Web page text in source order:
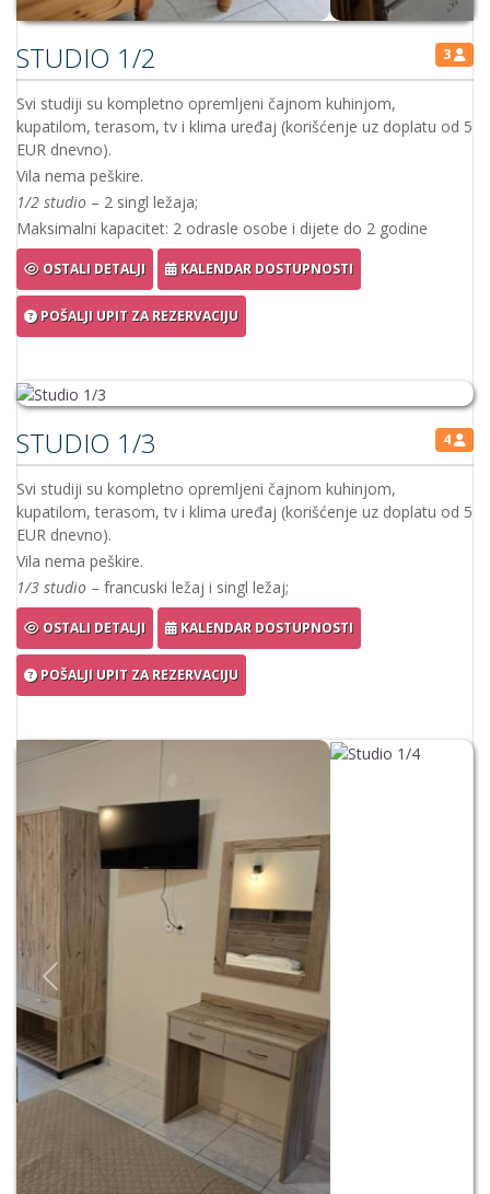
3
STUDIO 1/2
Svi studiji su kompletno opremljeni čajnom kuhinjom,
kupatilom, terasom, tv i klima uređaj (korišćenje uz doplatu od 5
EUR dnevno).
Vila nema peškire.
1/2 studio – 2 singl ležaja;
Maksimalni kapacitet: 2 odrasle osobe i dijete do 2 godine
OSTALI DETALJI KALENDAR DOSTUPNOSTI
POŠALJI UPIT ZA REZERVACIJU
4
STUDIO 1/3
Svi studiji su kompletno opremljeni čajnom kuhinjom,
kupatilom, terasom, tv i klima uređaj (korišćenje uz doplatu od 5
EUR dnevno).
Vila nema peškire.
1/3 studio – francuski ležaj i singl ležaj;
OSTALI DETALJI KALENDAR DOSTUPNOSTI
POŠALJI UPIT ZA REZERVACIJU
Previous
STUDIO 1/4
Svi studiji su kompletno opremljeni čajnom kuhinjom,
kupatilom, terasom, tv i klima uređaj (korišćenje uz doplatu od 5
EUR dnevno).
Vila nema peškire.
1/4 studio
– 2 francuska ležaja
OSTALI DETALJI KALENDAR DOSTUPNOSTI
POŠALJI UPIT ZA REZERVACIJU
Previous
APARTMAN 1/5